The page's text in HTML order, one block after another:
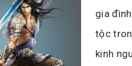
gia
tộc
kinh